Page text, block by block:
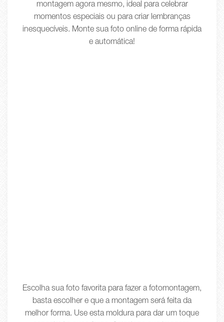
montagem agora mesmo, ideal para celebrar
momentos especiais ou para criar lembranças
inesquecíveis. Monte sua foto online de forma rápida
e automática!
Escolha sua foto favorita para fazer a fotomontagem,
basta escolher e que a montagem será feita da
melhor forma. Use esta moldura para dar um toque